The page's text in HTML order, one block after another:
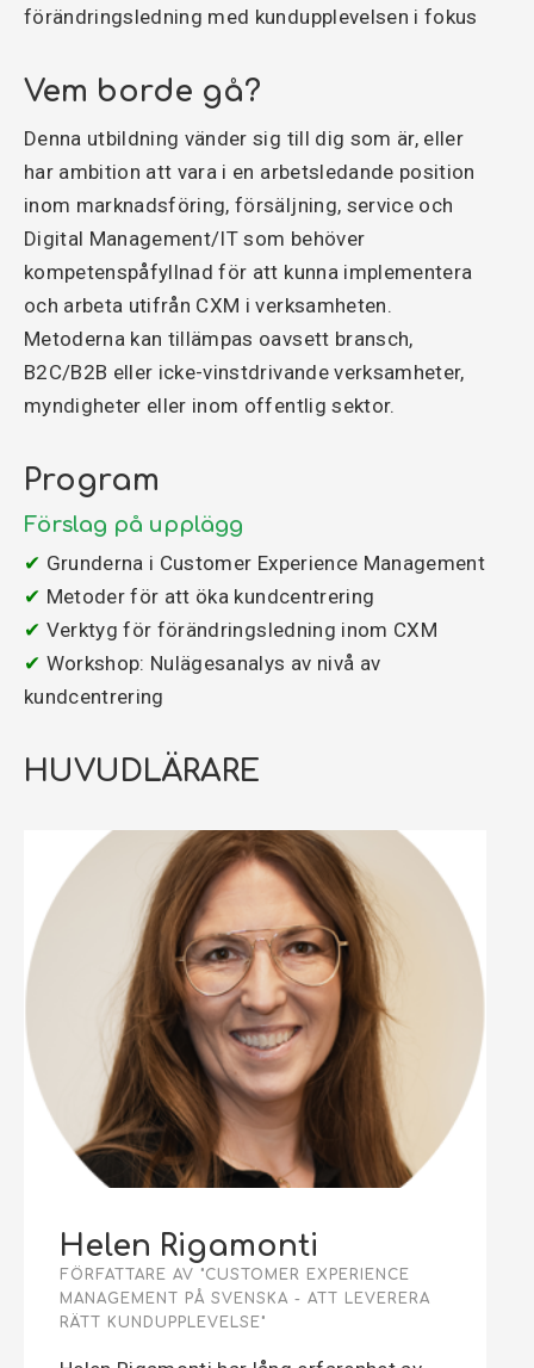
förändringsledning med kundupplevelsen i fokus
Vem borde gå?
Denna utbildning vänder sig till dig som är, eller
har ambition att vara i en arbetsledande position
inom marknadsföring, försäljning, service och
Digital Management/IT som behöver
kompetenspåfyllnad för att kunna implementera
och arbeta utifrån CXM i verksamheten.
Metoderna kan tillämpas oavsett bransch,
B2C/B2B eller icke-vinstdrivande verksamheter,
myndigheter eller inom offentlig sektor.
Program
Förslag på upplägg
✔ Grunderna i Customer Experience Management
✔ Metoder för att öka kundcentrering
✔ Verktyg för förändringsledning inom CXM
✔ Workshop: Nulägesanalys av nivå av
kundcentrering
HUVUDLÄRARE
Helen Rigamonti
FÖRFATTARE AV "CUSTOMER EXPERIENCE
MANAGEMENT PÅ SVENSKA - ATT LEVERERA
RÄTT KUNDUPPLEVELSE"